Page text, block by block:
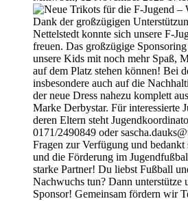
Dank der großzügigen
Nettelstedt konnte sich unsere F-
freuen. Das großzügige
unsere Kids mit noch mehr Spaß,
auf dem Platz stehen können! Bei
insbesondere auch auf die
der neue Dress nahezu komplett
Marke Derbystar. Für interessierte
deren Eltern steht
0171/2490849 oder
Fragen zur Verfügung und bedankt
und die Förderung im
starke Partner! Du liebst Fußball
Nachwuchs tun? Dann unterstütze
Sponsor! Gemeinsam fördern wir